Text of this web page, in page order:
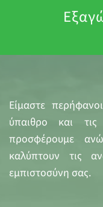
Είμαστε
ύπαιθρο και
προσφέρουμε
καλύπτουν τις
εμπιστοσύνη σας.